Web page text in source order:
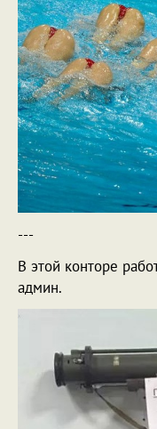
---
В этой конторе
админ.